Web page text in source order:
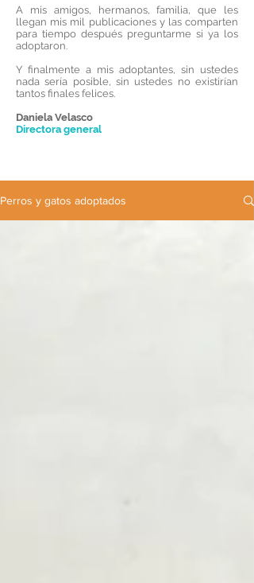
A mis amigos, hermanos, familia, que les
llegan mis mil publicaciones y las comparten
para tiempo después preguntarme si ya los
adoptaron.
Y finalmente a mis adoptantes, sin ustedes
nada sería posible, sin ustedes no existirían
tantos finales felices.
Daniela Velasco
Directora general
Perros y gatos adoptados